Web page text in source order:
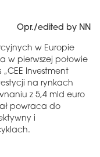
Opr./edited by NN
w Europie
w pierwszej połowie
Investment
na rynkach
z 5,4 mld euro
powraca do
i